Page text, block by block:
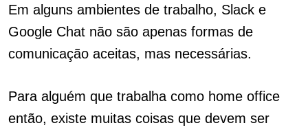
Em alguns ambientes de trabalho, Slack e
Google Chat não são apenas formas de
comunicação aceitas, mas necessárias.
Para alguém que trabalha como home office
então, existe muitas coisas que devem ser